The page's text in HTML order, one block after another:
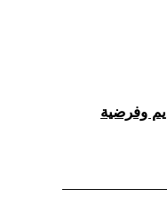
وفرضية